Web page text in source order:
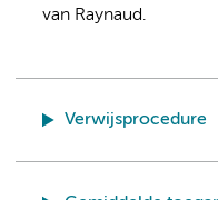
van Raynaud.
Verwijsprocedure